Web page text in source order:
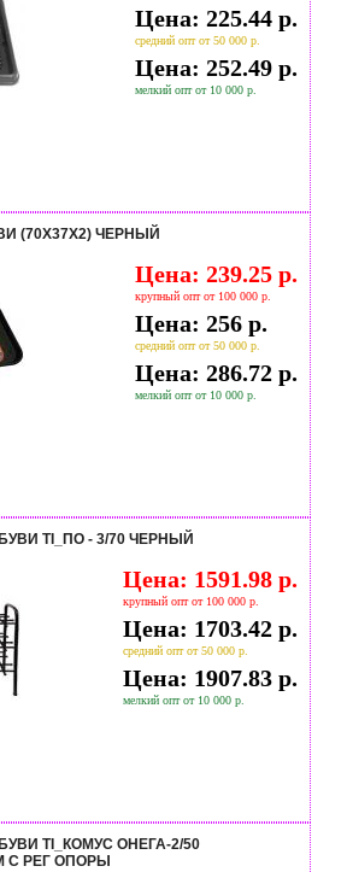
Цена: 225.44 р.
средний опт от 50 000 р.
Цена: 252.49 р.
мелкий опт от 10 000 р.
(70X37X2) ЧЕРНЫЙ
Цена: 239.25 р.
крупный опт от 100 000 р.
Цена: 256 р.
средний опт от 50 000 р.
Цена: 286.72 р.
мелкий опт от 10 000 р.
TI_ПО - 3/70 ЧЕРНЫЙ
Цена: 1591.98 р.
крупный опт от 100 000 р.
Цена: 1703.42 р.
средний опт от 50 000 р.
Цена: 1907.83 р.
мелкий опт от 10 000 р.
TI_КОМУС ОНЕГА-2/50
С РЕГ ОПОРЫ